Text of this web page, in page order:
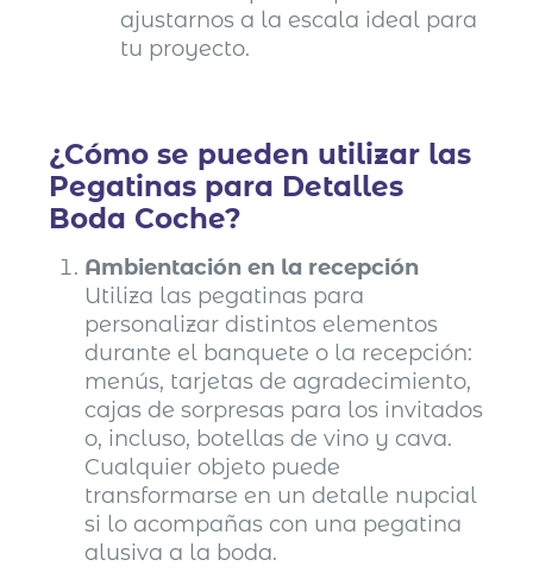
ajustarnos a la escala ideal para
tu proyecto.
¿Cómo se pueden utilizar las
Pegatinas para Detalles
Boda Coche?
Ambientación en la recepción
Utiliza las pegatinas para
personalizar distintos elementos
durante el banquete o la recepción:
menús, tarjetas de agradecimiento,
cajas de sorpresas para los invitados
o, incluso, botellas de vino y cava.
Cualquier objeto puede
transformarse en un detalle nupcial
si lo acompañas con una pegatina
alusiva a la boda.